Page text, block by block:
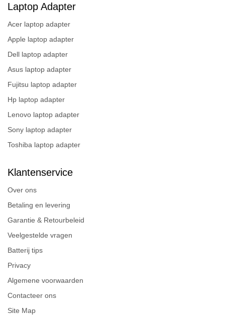
Laptop Adapter
Acer laptop adapter
Apple laptop adapter
Dell laptop adapter
Asus laptop adapter
Fujitsu laptop adapter
Hp laptop adapter
Lenovo laptop adapter
Sony laptop adapter
Toshiba laptop adapter
Klantenservice
Over ons
Betaling en levering
Garantie & Retourbeleid
Veelgestelde vragen
Batterij tips
Privacy
Algemene voorwaarden
Contacteer ons
Site Map